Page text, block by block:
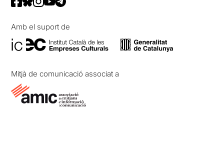
Amb el suport de
Mitjà de comunicació associat a